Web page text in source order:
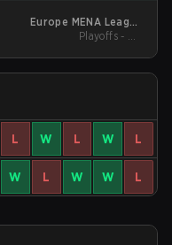
Europe MENA League
- Europe MENA
Playoffs - UB
L W L W L
W L W W L